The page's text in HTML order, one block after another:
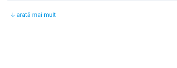
↓ arată mai mult